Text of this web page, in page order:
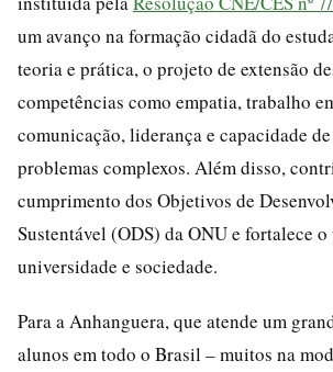
um avanço na formação cidadã do
teoria e prática, o projeto de extensão
competências como empatia, trabalho
comunicação, liderança e capacidade
problemas complexos. Além disso,
cumprimento dos Objetivos de
Sustentável (ODS) da ONU e fortalece
universidade e sociedade.
Para a Anhanguera, que atende um
alunos em todo o Brasil – muitos na